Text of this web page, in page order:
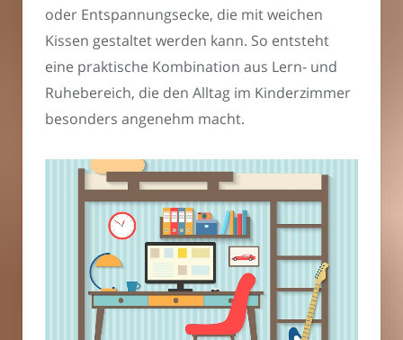
oder Entspannungsecke, die mit weichen
Kissen gestaltet werden kann. So entsteht
eine praktische Kombination aus Lern- und
Ruhebereich, die den Alltag im Kinderzimmer
besonders angenehm macht.